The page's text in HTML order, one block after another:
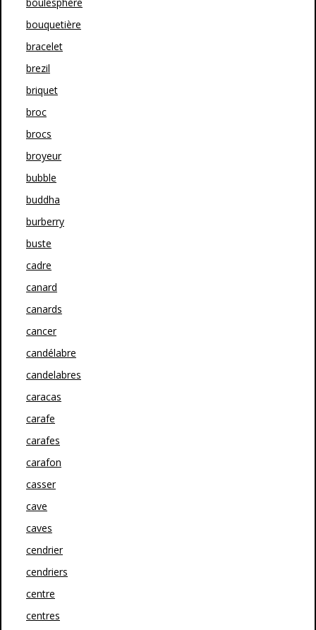
bouquetière
bracelet
brezil
briquet
broc
brocs
broyeur
bubble
buddha
burberry
buste
cadre
canard
canards
cancer
candélabre
candelabres
caracas
carafe
carafes
carafon
casser
cave
caves
cendrier
cendriers
centre
centres